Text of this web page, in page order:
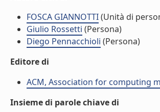
FOSCA GIANNOTTI(Unità di
Giulio Rossetti (Persona)
Diego Pennacchioli (Persona)
Editore di
ACM, Association for computing
Insieme di parole chiave di